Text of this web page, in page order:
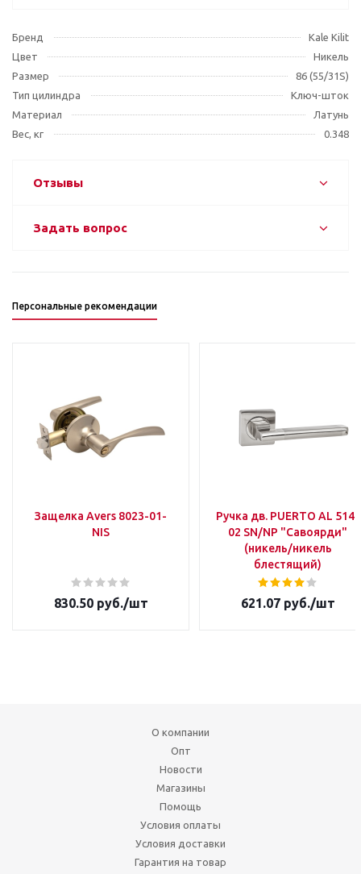
Бренд
Kale Kilit
Цвет
Никель
Размер
86 (55/31S)
Тип цилиндра
Ключ-шток
Материал
Латунь
Вес, кг
0.348
Отзывы
Задать вопрос
Персональные рекомендации
Защелка Avers 8023-01-
NIS
830.50руб./шт
Ручка дв. PUERTO AL 514-
02 SN/NP "Савоярди"
(никель/никель
блестящий)
621.07руб./шт
О компании
Опт
Новости
Магазины
Помощь
Условия оплаты
Условия доставки
Гарантия на товар